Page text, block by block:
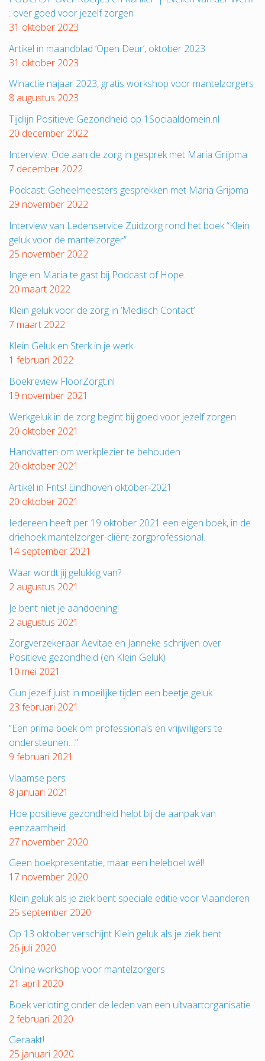
: over goed voor jezelf zorgen
31 oktober 2023
Artikel in maandblad ‘Open Deur’, oktober 2023
31 oktober 2023
Winactie najaar 2023, gratis workshop voor mantelzorgers
8 augustus 2023
Tijdlijn Positieve Gezondheid op 1Sociaaldomein.nl
20 december 2022
Interview: Ode aan de zorg in gesprek met Maria Grijpma
7 december 2022
Podcast: Geheelmeesters gesprekken met Maria Grijpma
29 november 2022
Interview van Ledenservice Zuidzorg rond het boek “Klein
geluk voor de mantelzorger”
25 november 2022
Inge en Maria te gast bij Podcast of Hope.
20 maart 2022
Klein geluk voor de zorg in ‘Medisch Contact’
7 maart 2022
Klein Geluk en Sterk in je werk
1 februari 2022
Boekreview FloorZorgt.nl
19 november 2021
Werkgeluk in de zorg begint bij goed voor jezelf zorgen
20 oktober 2021
Handvatten om werkplezier te behouden
20 oktober 2021
Artikel in Frits! Eindhoven oktober-2021
20 oktober 2021
Iedereen heeft per 19 oktober 2021 een eigen boek, in de
driehoek mantelzorger-cliënt-zorgprofessional.
14 september 2021
Waar wordt jij gelukkig van?
2 augustus 2021
Je bent niet je aandoening!
2 augustus 2021
Zorgverzekeraar Aevitae en Janneke schrijven over
Positieve gezondheid (en Klein Geluk)
10 mei 2021
Gun jezelf juist in moeilijke tijden een beetje geluk
23 februari 2021
“Een prima boek om professionals en vrijwilligers te
ondersteunen…”
9 februari 2021
Vlaamse pers
8 januari 2021
Hoe positieve gezondheid helpt bij de aanpak van
eenzaamheid
27 november 2020
Geen boekpresentatie, maar een heleboel wél!
17 november 2020
Klein geluk als je ziek bent speciale editie voor Vlaanderen
25 september 2020
Op 13 oktober verschijnt Klein geluk als je ziek bent
26 juli 2020
Online workshop voor mantelzorgers
21 april 2020
Boek verloting onder de leden van een uitvaartorganisatie
2 februari 2020
Geraakt!
25 januari 2020